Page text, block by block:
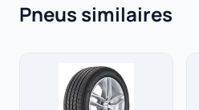
Pneus similaires